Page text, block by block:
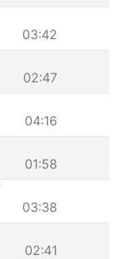
03:42
02:47
04:16
01:58
03:38
02:41